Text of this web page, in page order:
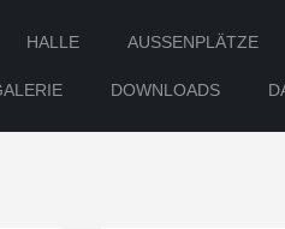
HALLE AUSSENPLÄTZE
DOWNLOADS